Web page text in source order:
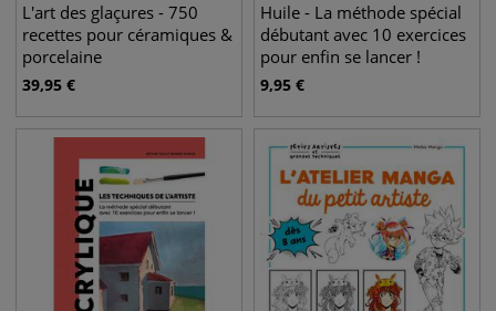
L'art des glaçures - 750
recettes pour céramiques &
porcelaine
39,95 €
Huile - La méthode spécial
débutant avec 10 exercices
pour enfin se lancer !
9,95 €